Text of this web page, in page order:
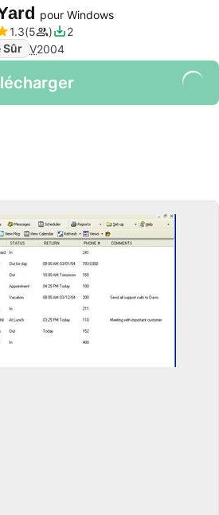
pour Windows
1.3 5
2
Sûr V2004